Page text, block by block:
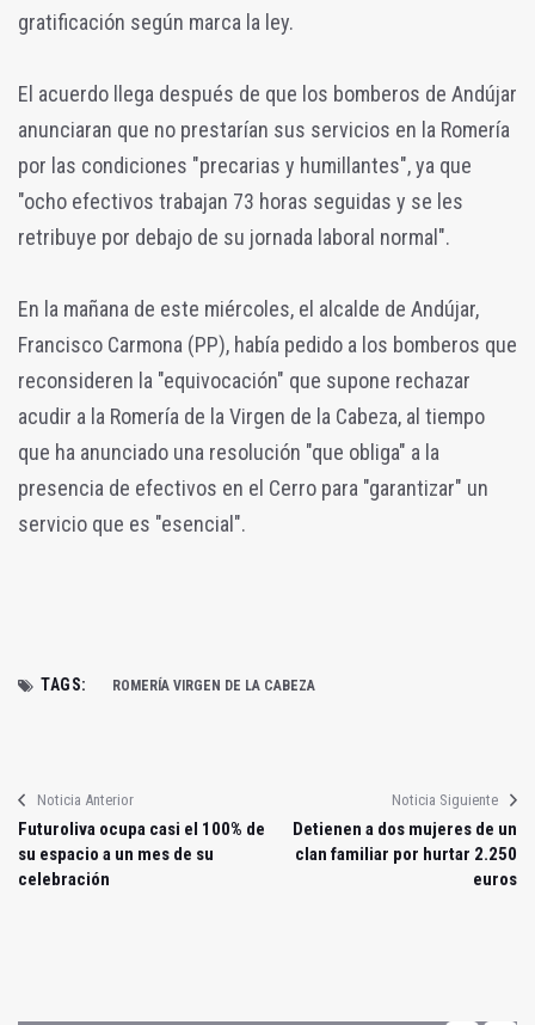
gratificación según marca la ley.
El acuerdo llega después de que los bomberos de Andújar
anunciaran que no prestarían sus servicios en la Romería
por las condiciones "precarias y humillantes", ya que
"ocho efectivos trabajan 73 horas seguidas y se les
retribuye por debajo de su jornada laboral normal".
En la mañana de este miércoles, el alcalde de Andújar,
Francisco Carmona (PP), había pedido a los bomberos que
reconsideren la "equivocación" que supone rechazar
acudir a la Romería de la Virgen de la Cabeza, al tiempo
que ha anunciado una resolución "que obliga" a la
presencia de efectivos en el Cerro para "garantizar" un
servicio que es "esencial".
TAGS: ROMERÍA VIRGEN DE LA CABEZA
Noticia Anterior
Futuroliva ocupa casi el 100% de
su espacio a un mes de su
celebración
Noticia Siguiente
Detienen a dos mujeres de un
clan familiar por hurtar 2.250
euros